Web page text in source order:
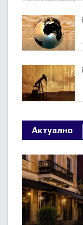
Актуално